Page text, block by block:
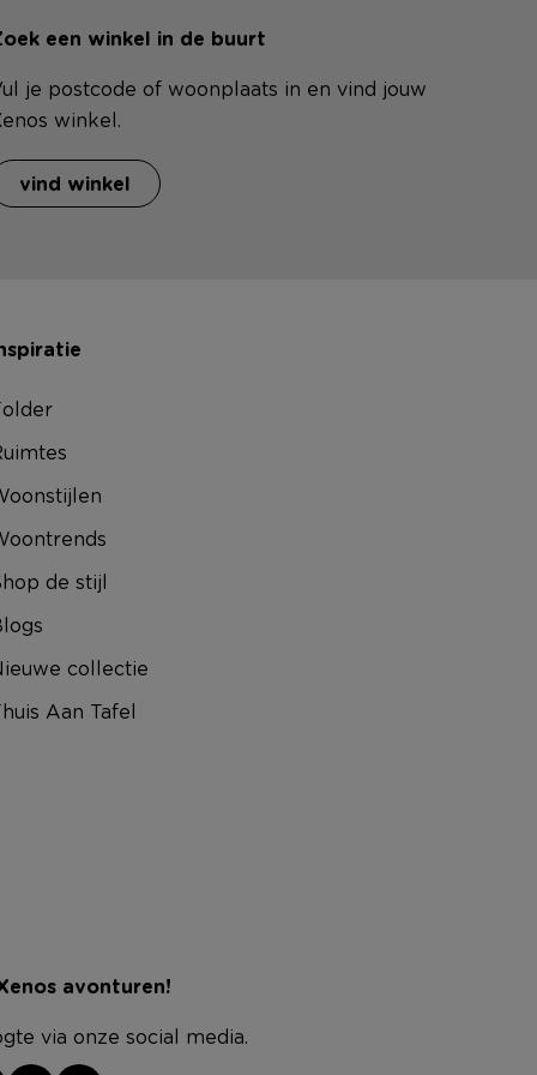
een winkel in de buurt
je postcode of woonplaats in en vind jouw
winkel.
vind winkel
de stijl
collectie
Aan Tafel
avonturen!
via onze social media.